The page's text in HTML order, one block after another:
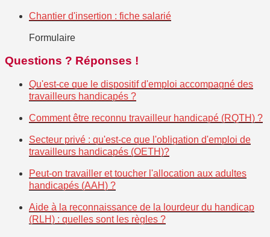
Chantier d'insertion : fiche salarié
Formulaire
Questions ? Réponses !
Qu'est-ce que le dispositif d'emploi accompagné des
travailleurs handicapés ?
Comment être reconnu travailleur handicapé (RQTH) ?
Secteur privé : qu'est-ce que l'obligation d'emploi de
travailleurs handicapés (OETH)?
Peut-on travailler et toucher l'allocation aux adultes
handicapés (AAH) ?
Aide à la reconnaissance de la lourdeur du handicap
(RLH) : quelles sont les règles ?